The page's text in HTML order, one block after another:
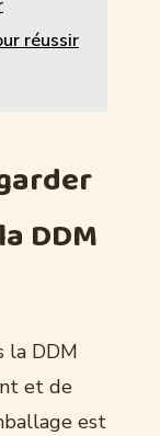
réussir
DDM
la DDM
et de
est